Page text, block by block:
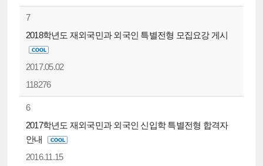
7
2018학년도 재외국민과 외국인 특별전형 모집요강 게시
2017.05.02
118276
6
2017학년도 재외국민과 외국인 신입학 특별전형 합격자
안내
2016.11.15